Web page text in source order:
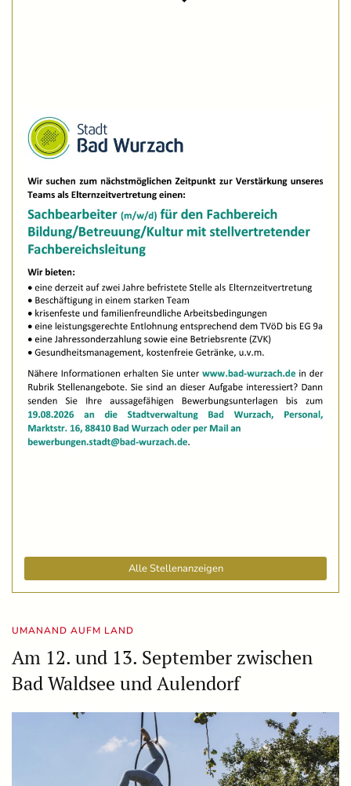
Alle Stellenanzeigen
UMANAND AUFM LAND
Am 12. und 13. September zwischen
Bad Waldsee und Aulendorf